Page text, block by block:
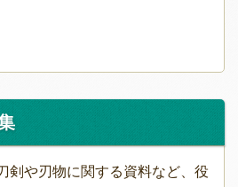
剣や刃物に関する資料など、役